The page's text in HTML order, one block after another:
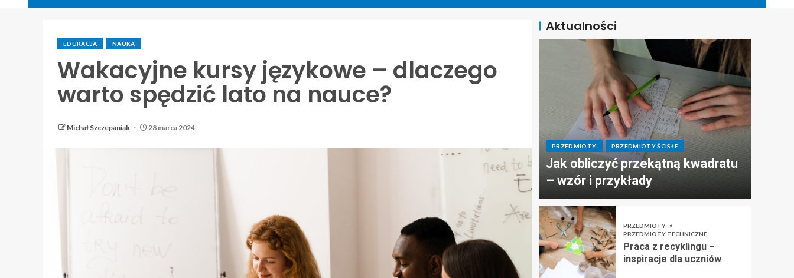
EDUKACJA NAUKA
Wakacyjne kursy językowe – dlaczego
warto spędzić lato na nauce?
Michał Szczepaniak 28 marca 2024
Aktualności
PRZEDMIOTY PRZEDMIOTY ŚCISŁE
Jak obliczyć przekątną kwadratu
– wzór i przykłady
PRZEDMIOTY
PRZEDMIOTY TECHNICZNE
Praca z recyklingu –
inspiracje dla uczniów